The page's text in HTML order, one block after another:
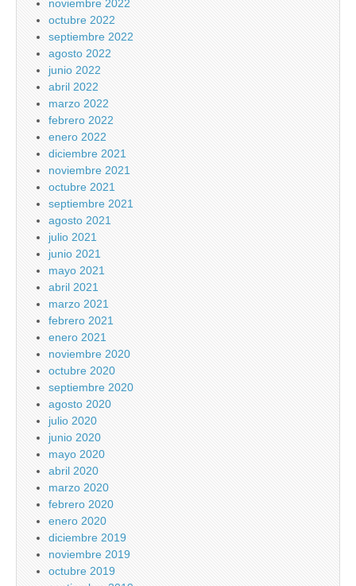
noviembre 2022
octubre 2022
septiembre 2022
agosto 2022
junio 2022
abril 2022
marzo 2022
febrero 2022
enero 2022
diciembre 2021
noviembre 2021
octubre 2021
septiembre 2021
agosto 2021
julio 2021
junio 2021
mayo 2021
abril 2021
marzo 2021
febrero 2021
enero 2021
noviembre 2020
octubre 2020
septiembre 2020
agosto 2020
julio 2020
junio 2020
mayo 2020
abril 2020
marzo 2020
febrero 2020
enero 2020
diciembre 2019
noviembre 2019
octubre 2019